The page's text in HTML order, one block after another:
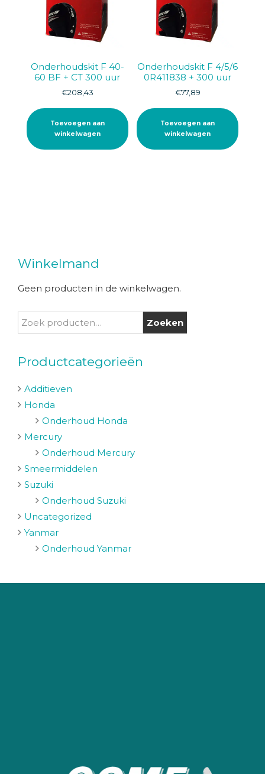
Onderhoudskit F 40-
60 BF + CT 300 uur
€208,43
Toevoegen aan
winkelwagen
Onderhoudskit F 4/5/6
0R411838 + 300 uur
€77,89
Toevoegen aan
winkelwagen
Winkelmand
Geen producten in de winkelwagen.
Zoeken
naar:
Zoeken
Productcategorieën
Additieven
Honda
Onderhoud Honda
Mercury
Onderhoud Mercury
Smeermiddelen
Suzuki
Onderhoud Suzuki
Uncategorized
Yanmar
Onderhoud Yanmar